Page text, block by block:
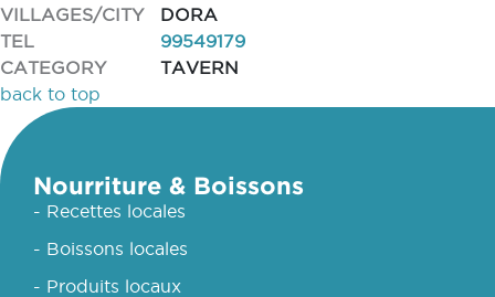
VILLAGES/CITY
DORA
TEL
99549179
CATEGORY
TAVERN
back to top
Nourriture & Boissons
- Recettes locales
- Boissons locales
- Produits locaux